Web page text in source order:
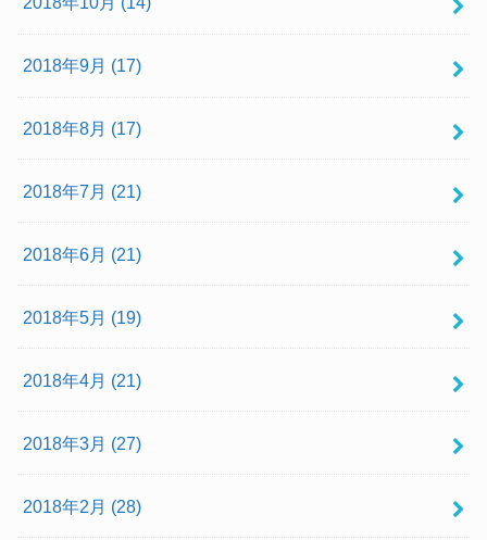
2018年9月 (17)
2018年8月 (17)
2018年7月 (21)
2018年6月 (21)
2018年5月 (19)
2018年4月 (21)
2018年3月 (27)
2018年2月 (28)